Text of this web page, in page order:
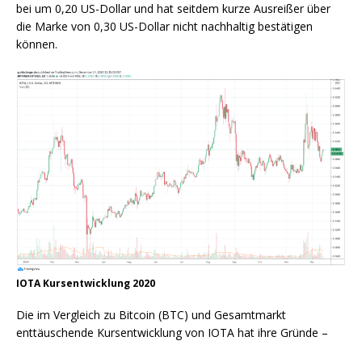
bei um 0,20 US-Dollar und hat seitdem kurze Ausreißer über
die Marke von 0,30 US-Dollar nicht nachhaltig bestätigen
können.
IOTA Kursentwicklung 2020
Die im Vergleich zu Bitcoin (BTC) und Gesamtmarkt
enttäuschende Kursentwicklung von IOTA hat ihre Gründe –